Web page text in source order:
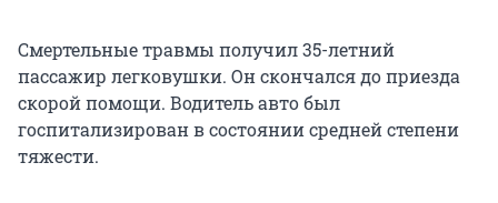
Смертельные травмы получил 35-летний
пассажир легковушки. Он скончался до приезда
скорой помощи. Водитель авто был
госпитализирован в состоянии средней степени
тяжести.